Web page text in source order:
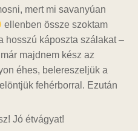
mert mi savanyúan
ellenben össze szoktam
hosszú káposzta szálakat –
majdnem kész az
éhes, belereszeljük a
fehérborral. Ezután
Jó étvágyat!